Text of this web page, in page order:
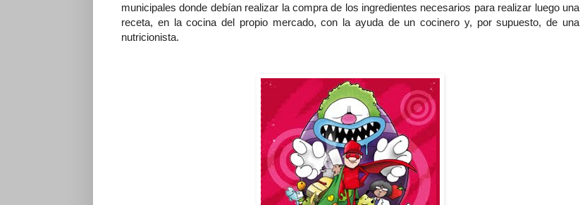
municipales donde debían realizar la compra de los ingredientes necesarios para realizar luego una
receta, en la cocina del propio mercado, con la ayuda de un cocinero y, por supuesto, de una
nutricionista.